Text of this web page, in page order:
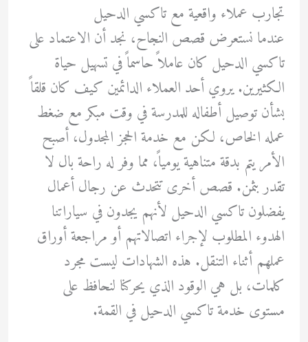
تجارب عملاء واقعية مع تاكسي الدحيل
عندما نستعرض قصص النجاح، نجد أن الاعتماد على
تاكسي الدحيل كان عاملاً حاسماً في تسهيل حياة
الكثيرين. يروي أحد العملاء الدائمين كيف كان قلقاً
بشأن توصيل أطفاله للمدرسة في وقت مبكر مع ضغط
عمله الخاص، لكن مع خدمة الحجز المجدول، أصبح
الأمر يتم بدقة متناهية يومياً، مما وفر له راحة بال لا
تقدر بثمن. قصص أخرى تتحدث عن رجال أعمال
يفضلون تاكسي الدحيل لأنهم يجدون في سياراتنا
الهدوء المطلوب لإجراء اتصالاتهم أو مراجعة أوراق
عملهم أثناء التنقل. هذه الشهادات ليست مجرد
كلمات، بل هي الوقود الذي يحركنا لنحافظ على
مستوى خدمة تاكسي الدحيل في القمة.